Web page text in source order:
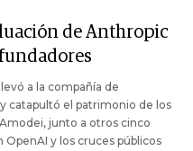
de Anthropic
a la compañía de
catapultó el patrimonio de los
junto a otros cinco
OpenAI y los cruces públicos